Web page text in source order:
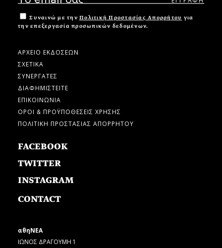
Συναινώ με την Πολιτική Προστασίας Απορρήτου για
την επεξεργασία προσωπικών δεδομένων.
ΑΡΧΕΙΟ ΕΚΔΟΣΕΩΝ
ΣΧΕΤΙΚΑ
ΣΥΝΕΡΓΑΤΕΣ
ΔΙΑΦΗΜΙΣΤΕΙΤΕ
ΕΠΙΚΟΙΝΩΝΙΑ
ΟΡΟΙ & ΠΡΟΫΠΟΘΕΣΕΙΣ ΧΡΗΣΗΣ
ΠΟΛΙΤΙΚΗ ΠΡΟΣΤΑΣΙΑΣ ΑΠΟΡΡΗΤΟΥ
FACEBOOK
TWITTER
INSTAGRAM
CONTACT
αθηΝΕΑ
ΙΩΝΟΣ ΔΡΑΓΟΥΜΗ 1